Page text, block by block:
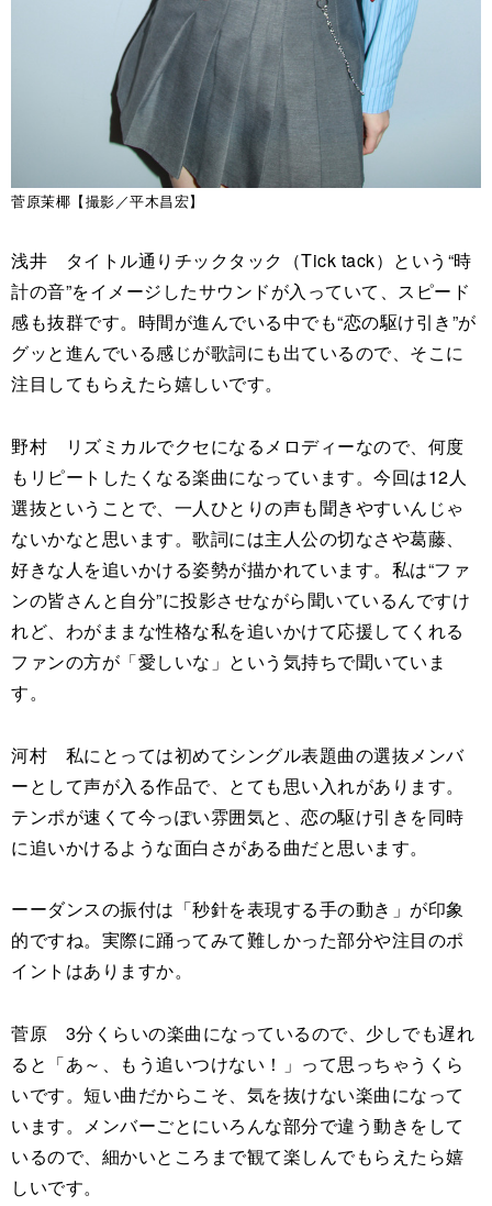
菅原茉椰【撮影／平木昌宏】
浅井 タイトル通りチックタック（Tick tack）という“時
計の音”をイメージしたサウンドが入っていて、スピード
感も抜群です。時間が進んでいる中でも“恋の駆け引き”が
グッと進んでいる感じが歌詞にも出ているので、そこに
注目してもらえたら嬉しいです。
野村 リズミカルでクセになるメロディーなので、何度
もリピートしたくなる楽曲になっています。今回は12人
選抜ということで、一人ひとりの声も聞きやすいんじゃ
ないかなと思います。歌詞には主人公の切なさや葛藤、
好きな人を追いかける姿勢が描かれています。私は“ファ
ンの皆さんと自分”に投影させながら聞いているんですけ
れど、わがままな性格な私を追いかけて応援してくれる
ファンの方が「愛しいな」という気持ちで聞いていま
す。
河村 私にとっては初めてシングル表題曲の選抜メンバ
ーとして声が入る作品で、とても思い入れがあります。
テンポが速くて今っぽい雰囲気と、恋の駆け引きを同時
に追いかけるような面白さがある曲だと思います。
ーーダンスの振付は「秒針を表現する手の動き」が印象
的ですね。実際に踊ってみて難しかった部分や注目のポ
イントはありますか。
菅原 3分くらいの楽曲になっているので、少しでも遅れ
ると「あ～、もう追いつけない！」って思っちゃうくら
いです。短い曲だからこそ、気を抜けない楽曲になって
います。メンバーごとにいろんな部分で違う動きをして
いるので、細かいところまで観て楽しんでもらえたら嬉
しいです。